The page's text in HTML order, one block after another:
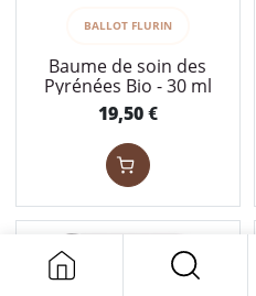
BALLOT FLURIN
Baume de soin des
Pyrénées Bio - 30 ml
19,50€